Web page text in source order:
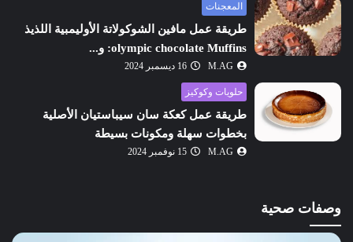
المعجنات
طريقة عمل مافين الشوكولاتة الأوليمبية اللذيذ
olympic chocolate Muffins: و...
M.AG 16 ديسمبر 2024
حلويات وكوكيز
طريقة عمل كعكة سان سيباستيان الأصلية
بخطوات سهلة ومكونات بسيطة
M.AG 15 نوفمبر 2024
وصفات صحية